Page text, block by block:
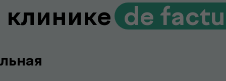
.de